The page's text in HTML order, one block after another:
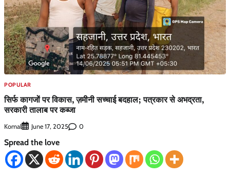
POPULAR
सिर्फ कागजों पर विकास, ज़मीनी सच्चाई बदहाल; पत्रकार से अभद्रता,
सरकारी तालाब पर कब्जा
Komal June 17, 2025 0
Spread the love